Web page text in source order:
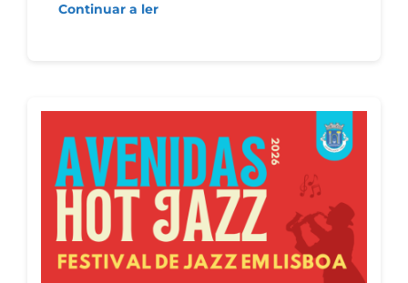
Continuar a ler